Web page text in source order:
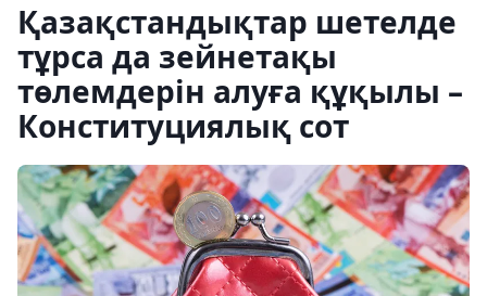
Қазақстандықтар шетелде
тұрса да зейнетақы
төлемдерін алуға құқылы –
Конституциялық сот